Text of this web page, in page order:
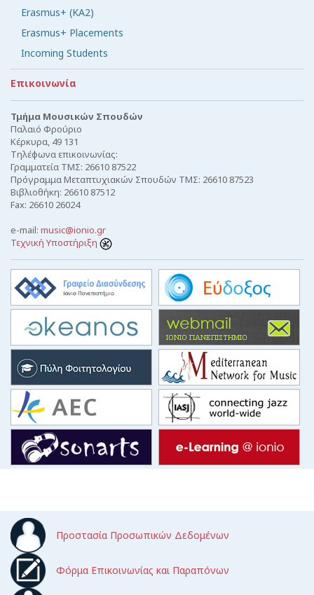
Erasmus+ (KA2)
Erasmus+ Placements
Incoming Students
Επικοινωνία
Τμήμα Μουσικών Σπουδών
Παλαιό Φρούριο
Κέρκυρα, 49 131
Τηλέφωνα επικοινωνίας:
Γραμματεία ΤΜΣ: 26610 87522
Πρόγραμμα Μεταπτυχιακών Σπουδών ΤΜΣ: 26610 87523
Βιβλιοθήκη: 26610 87512
Fax: 26610 26024
e-mail: music@ionio.gr
Τεχνική Υποστήριξη
Προστασία Προσωπικών Δεδομένων
Φόρμα Επικοινωνίας και Παραπόνων